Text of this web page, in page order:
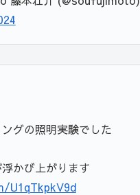
グの照明実験でした
かび上がります
U1qTkpkV9d